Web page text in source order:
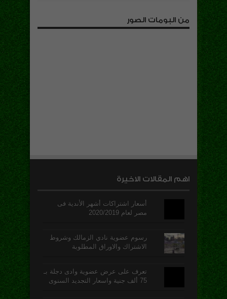
من البومات الصور
اهم المقالات الاخيرة
أسعار اشتراكات أشهر الأندية فى
مصر لعام 2020/2019
رسوم عضوية نادي الزمالك وشروط
الاشتراك والاوراق المطلوبة
تعرف على عرض عضوية وادى دجلة بـ
75 ألف جنية واسعار التجديد السنوى